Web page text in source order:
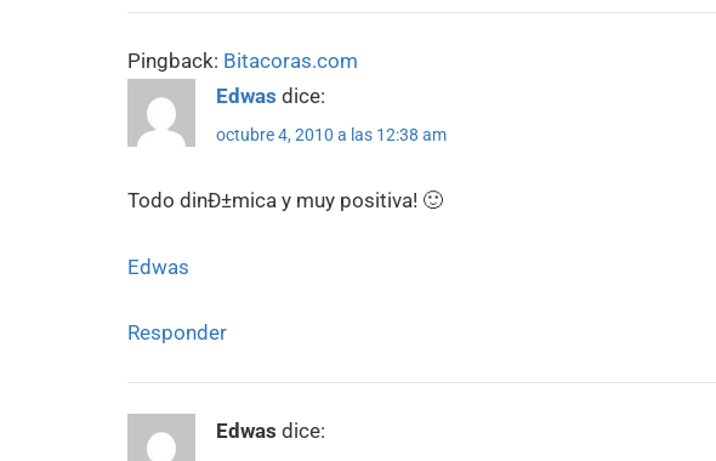
Pingback: Bitacoras.com
Edwas dice:
octubre 4, 2010 a las 12:38 am
Todo dinÐ±mica y muy positiva! 🙂
Edwas
Responder
Edwas dice: